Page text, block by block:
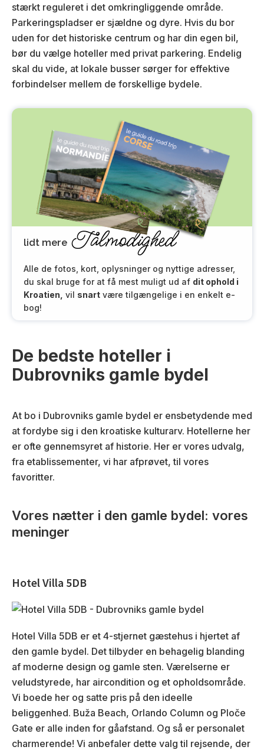
stærkt reguleret i det omkringliggende område.
Parkeringspladser er sjældne og dyre. Hvis du bor
uden for det historiske centrum og har din egen bil,
bør du vælge hoteller med privat parkering. Endelig
skal du vide, at lokale busser sørger for effektive
forbindelser mellem de forskellige bydele.
lidt mere Tålmodighed
Alle de fotos, kort, oplysninger og nyttige adresser,
du skal bruge for at få mest muligt ud af dit ophold i
Kroatien, vil snart være tilgængelige i en enkelt e-
bog!
De bedste hoteller i
Dubrovniks gamle bydel
At bo i Dubrovniks gamle bydel er ensbetydende med
at fordybe sig i den kroatiske kulturarv. Hotellerne her
er ofte gennemsyret af historie. Her er vores udvalg,
fra etablissementer, vi har afprøvet, til vores
favoritter.
Vores nætter i den gamle bydel: vores
meninger
Hotel Villa 5DB
Hotel Villa 5DB er et 4-stjernet gæstehus i hjertet af
den gamle bydel. Det tilbyder en behagelig blanding
af moderne design og gamle sten. Værelserne er
veludstyrede, har aircondition og et opholdsområde.
Vi boede her og satte pris på den ideelle
beliggenhed. Buža Beach, Orlando Column og Ploče
Gate er alle inden for gåafstand. Og så er personalet
charmerende! Vi anbefaler dette valg til rejsende, der